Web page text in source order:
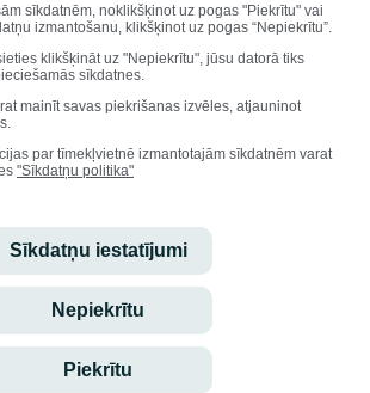
sīkdatnēm, noklikšķinot uz pogas "Piekrītu" vai
izmantošanu, klikšķinot uz pogas “Nepiekrītu”.
klikšķināt uz "Nepiekrītu", jūsu datorā tiks
sīkdatnes.
mainīt savas piekrišanas izvēles, atjauninot
par tīmekļvietnē izmantotajām sīkdatnēm varat
"Sīkdatņu politika"
Sīkdatņu iestatījumi
Nepiekrītu
Piekrītu